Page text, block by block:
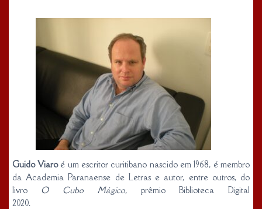
Guido Viaroé um escritor curitibano nascido em 1968, é membro
da Academia Paranaense de Letras e autor, entre outros, do
livro O Cubo Mágico, prêmio Biblioteca Digital
2020.